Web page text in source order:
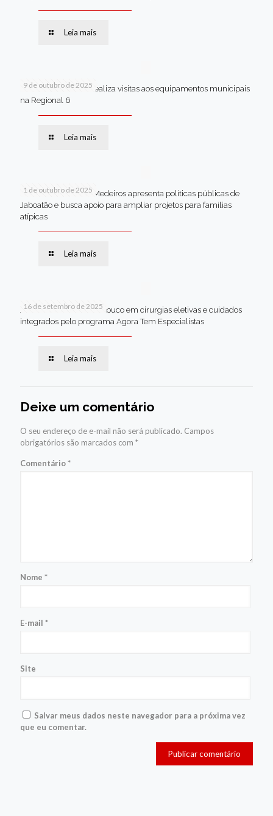
Leia mais
9 de outubro de 2025
Van dos secretários realiza visitas aos equipamentos municipais
na Regional 6
Leia mais
1 de outubro de 2025
Em Brasília, Andréa Medeiros apresenta políticas públicas de
Jaboatão e busca apoio para ampliar projetos para famílias
atípicas
Leia mais
16 de setembro de 2025
Jaboatão lidera Pernambuco em cirurgias eletivas e cuidados
integrados pelo programa Agora Tem Especialistas
Leia mais
Deixe um comentário
O seu endereço de e-mail não será publicado. Campos
obrigatórios são marcados com *
Comentário*
Nome *
E-mail *
Site
Salvar meus dados neste navegador para a próxima vez
que eu comentar.